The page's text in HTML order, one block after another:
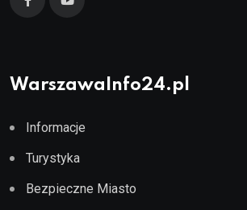
WarszawaInfo24.pl
Informacje
Turystyka
Bezpieczne Miasto